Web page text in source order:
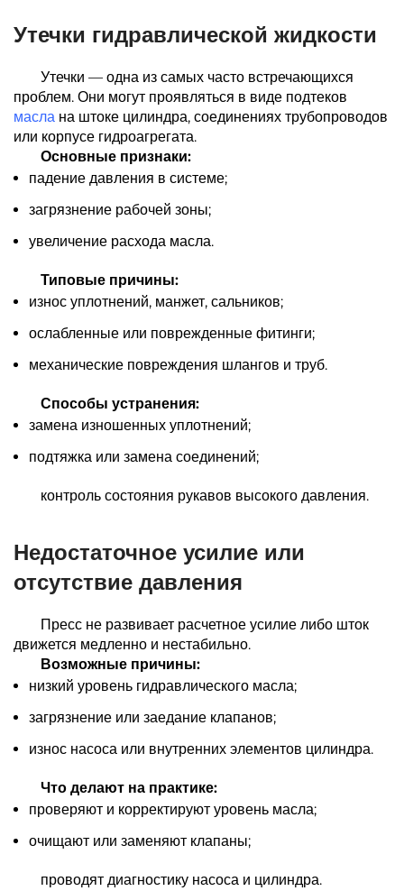
Утечки гидравлической жидкости
Утечки — одна из самых часто встречающихся
проблем. Они могут проявляться в виде подтеков
масла на штоке цилиндра, соединениях трубопроводов
или корпусе гидроагрегата.
Основные признаки:
падение давления в системе;
загрязнение рабочей зоны;
увеличение расхода масла.
Типовые причины:
износ уплотнений, манжет, сальников;
ослабленные или поврежденные фитинги;
механические повреждения шлангов и труб.
Способы устранения:
замена изношенных уплотнений;
подтяжка или замена соединений;
контроль состояния рукавов высокого давления.
Недостаточное усилие или
отсутствие давления
Пресс не развивает расчетное усилие либо шток
движется медленно и нестабильно.
Возможные причины:
низкий уровень гидравлического масла;
загрязнение или заедание клапанов;
износ насоса или внутренних элементов цилиндра.
Что делают на практике:
проверяют и корректируют уровень масла;
очищают или заменяют клапаны;
проводят диагностику насоса и цилиндра.